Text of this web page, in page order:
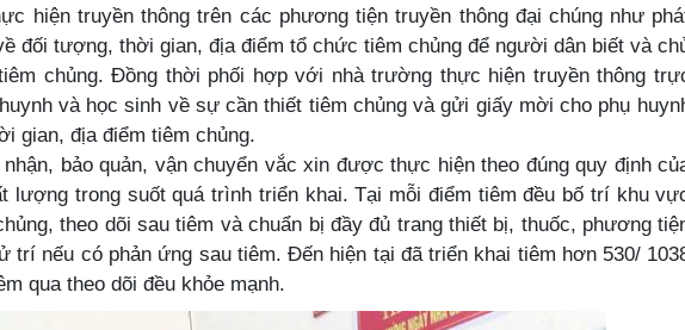
hiện truyền thông trên các phương tiện truyền thông đại chúng như
đối tượng, thời gian, địa điểm tổ chức tiêm chủng để người dân biết và
chủng. Đồng thời phối hợp với nhà trường thực hiện truyền thông
và học sinh về sự cần thiết tiêm chủng và gửi giấy mời cho phụ
gian, địa điểm tiêm chủng.
bảo quản, vận chuyển vắc xin được thực hiện theo đúng quy định
lượng trong suốt quá trình triển khai. Tại mỗi điểm tiêm đều bố trí khu
theo dõi sau tiêm và chuẩn bị đầy đủ trang thiết bị, thuốc, phương
trí nếu có phản ứng sau tiêm. Đến hiện tại đã triển khai tiêm hơn 530/
qua theo dõi đều khỏe mạnh.